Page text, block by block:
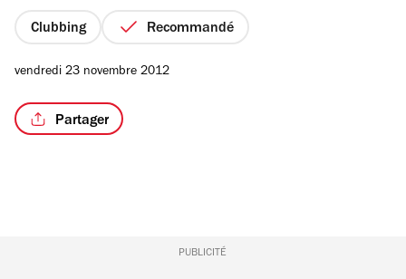
Clubbing Recommandé
vendredi 23 novembre 2012
Partager
PUBLICITÉ